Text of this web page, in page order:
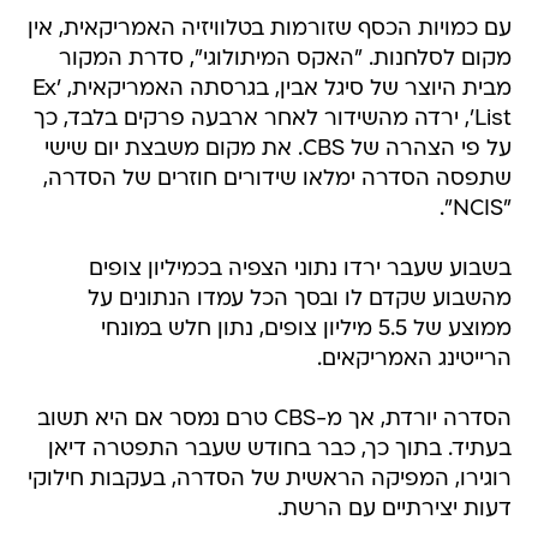
עם כמויות הכסף שזורמות בטלוויזיה האמריקאית, אין
מקום לסלחנות. "האקס המיתולוגי", סדרת המקור
מבית היוצר של סיגל אבין, בגרסתה האמריקאית, 'Ex
List', ירדה מהשידור לאחר ארבעה פרקים בלבד, כך
על פי הצהרה של CBS. את מקום משבצת יום שישי
שתפסה הסדרה ימלאו שידורים חוזרים של הסדרה,
"NCIS".
בשבוע שעבר ירדו נתוני הצפיה בכמיליון צופים
מהשבוע שקדם לו ובסך הכל עמדו הנתונים על
ממוצע של 5.5 מיליון צופים, נתון חלש במונחי
הרייטינג האמריקאים.
הסדרה יורדת, אך מ-CBS טרם נמסר אם היא תשוב
בעתיד. בתוך כך, כבר בחודש שעבר התפטרה דיאן
רוגירו, המפיקה הראשית של הסדרה, בעקבות חילוקי
דעות יצירתיים עם הרשת.